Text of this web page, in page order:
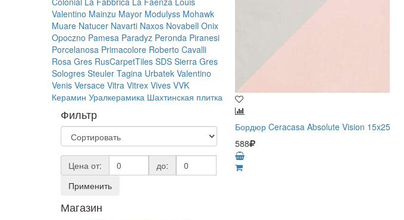
Valentino Mainzu Mayor Modulyss Mohawk
Muare Natucer Navarti Naxos Novabell Onix
Opoczno Pamesa Paradyz Peronda Piranesi
Porcelanosa Primacolore Roberto Cavalli
Rosa Gres RusCarpetTiles SDS Sierra Gres
Sologres Steuler Tagina Urbatek Valentino
Venis Versace Vitra Vitrex Vives VVK
Керамин Уралкерамика Шахтинская плитка
Фильтр
Цена от:
до:
Применить
Магазин
Бордюр Ceracasa Absolute Vision 15x25
588